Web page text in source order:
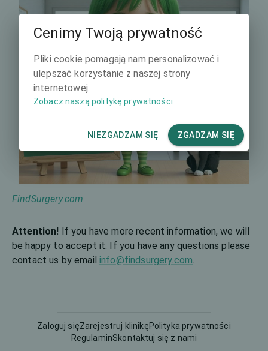
FindSurgery.com
Attention! If you have more recent information, we will
be happy to accept it. If you have any questions please
contact us by emailinfo@findsurgery.com.
Zaloguj sięZarejestruj klinikęPolityka prywatności
RegulaminSkontaktuj się z nami
Cenimy Twoją prywatność
Pliki cookie pomagają nam personalizować i
ulepszać korzystanie z naszej strony
internetowej.
Zobacz naszą politykę prywatności
NIEZGADZAM SIĘ ZGADZAM SIĘ